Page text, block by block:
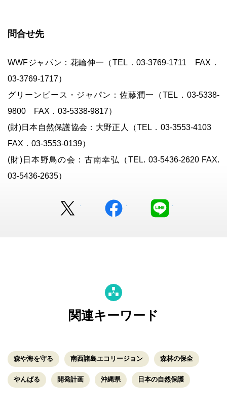
問合せ先
WWFジャパン：花輪伸一（TEL．03-3769-1711 FAX．
03-3769-1717）
グリーンピース・ジャパン：佐藤潤一（TEL．03-5338-
9800 FAX．03-5338-9817）
(財)日本自然保護協会：大野正人（TEL．03-3553-4103
FAX．03-3553-0139）
(財)日本野鳥の会：古南幸弘（TEL. 03-5436-2620 FAX.
03-5436-2635）
facebook
関連キーワード
森や海を守る 南西諸島エコリージョン 森林の保全
やんばる 開発計画 沖縄県 日本の自然保護